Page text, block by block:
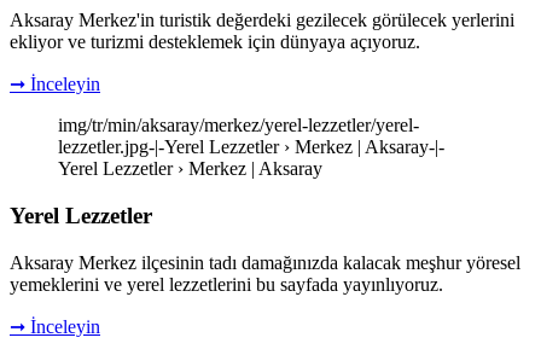
Aksaray Merkez'in turistik değerdeki gezilecek görülecek yerlerini
ekliyor ve turizmi desteklemek için dünyaya açıyoruz.
➞ İnceleyin
img/tr/min/aksaray/merkez/yerel-lezzetler/yerel-
lezzetler.jpg-|-Yerel Lezzetler › Merkez | Aksaray-|-
Yerel Lezzetler › Merkez | Aksaray
Yerel Lezzetler
Aksaray Merkez ilçesinin tadı damağınızda kalacak meşhur yöresel
yemeklerini ve yerel lezzetlerini bu sayfada yayınlıyoruz.
➞ İnceleyin